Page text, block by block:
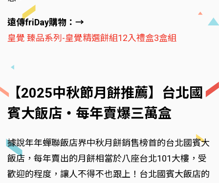
遠傳friDay購物：→
皇覺 臻品系列-皇覺精選餅組12入禮盒3盒組
【2025中秋節月餅推薦】台北國
賓大飯店‧每年賣爆三萬盒
據說年年蟬聯飯店界中秋月餅銷售榜首的台北國賓大
飯店，每年賣出的月餅相當於八座台北101大樓，受
歡迎的程度，讓人不得不也跟上！台北國賓大飯店的